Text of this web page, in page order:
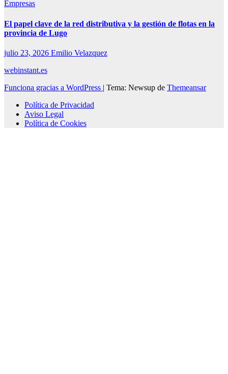
Empresas
El papel clave de la red distributiva y la gestión de flotas en la
provincia de Lugo
julio 23, 2026 Emilio Velazquez
webinstant.es
Funciona gracias a WordPress | Tema: Newsup de Themeansar
Política de Privacidad
Aviso Legal
Política de Cookies